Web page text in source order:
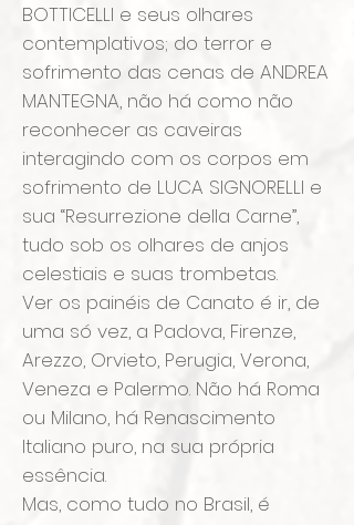
BOTTICELLI e seus olhares
contemplativos; do terror e
sofrimento das cenas de ANDREA
MANTEGNA, não há como não
reconhecer as caveiras
interagindo com os corpos em
sofrimento de LUCA SIGNORELLI e
sua “Resurrezione della Carne”,
tudo sob os olhares de anjos
celestiais e suas trombetas.
Ver os painéis de Canato é ir, de
uma só vez, a Padova, Firenze,
Arezzo, Orvieto, Perugia, Verona,
Veneza e Palermo. Não há Roma
ou Milano, há Renascimento
Italiano puro, na sua própria
essência.
Mas, como tudo no Brasil, é